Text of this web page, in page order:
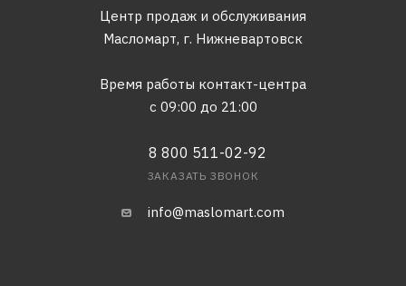
Центр продаж и обслуживания
Масломарт, г. Нижневартовск
Время работы контакт-центра
с 09:00 до 21:00
8 800 511-02-92
ЗАКАЗАТЬ ЗВОНОК
info@maslomart.com